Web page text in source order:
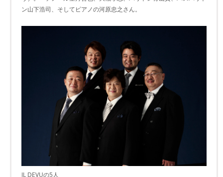
ン山下浩司、そしてピアノの河原忠之さん。
IL DEVUの5人